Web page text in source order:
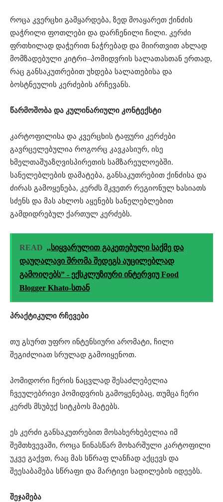
როცა კვერცხი გამყარდება, ზედ მოაყარეთ ქინძის
დაჭრილი ფოთლები და დარჩენილი ჩილი. კერძი
ფრთხილად დაჭერით ნაჭრებად და მიირთვით ახლად
მომზადებული კიტრი–პომიდვრის სალათასთან ერთად,
რაც განსაკუთრებით უხდება სალათებისა და
ბოსტნეულის კერძების არჩევანს.
წარმოშობა და კულინარიული კონტექსტი
კარტოფილისა და კვერცხის ტაფური კერძები
გავრცელებულია როგორც კავკასიურ, ისე
ხმელთაშუაზღვისპირეთის სამზარეულოებში.
სანელებლების დამატება, განსაკუთრებით ქინძისა და
ძირას გამოყენება, კერძს მკვეთრ რეგიონულ ხასიათს
სძენს და მას ახლოს აყენებს სანელებლებით
გამდიდრებულ ქართულ კერძებს.
READ ,,სიყვარულით გაკეთებული საქმე და
დაუღალავი შრომა შედეგს აუცილებლად
გამოიღებს” - ექსკლუზიური ინტერვიუ Food
Blogger Khato-სთან
პრაქტიკული რჩევები
თუ გსურთ უფრო ინტენსიური არომატი, ჩილი
შეგიძლიათ სრულად გამოიყენოთ.
პომიდორი ჩერის ნაცვლად შესაძლებელია
ჩვეულებრივი პომიდვრის გამოყენებაც, თუმცა ჩერი
კერძს მსუბუქ სიტკბოს მატებს.
ეს კერძი განსაკუთრებით მოსახერხებელია იმ
შემთხვევაში, როცა წინასწარ მოხარშული კარტოფილი
უკვე გაქვთ, რაც მას სწრაფ ლანჩად აქცევს და
შეესაბამება სწრაფი და მარტივი სადილების იდეებს.
შეჯამება